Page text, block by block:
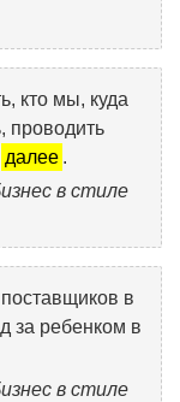
кто мы, куда
проводить
далее .
в стиле
в
за ребенком в
в стиле